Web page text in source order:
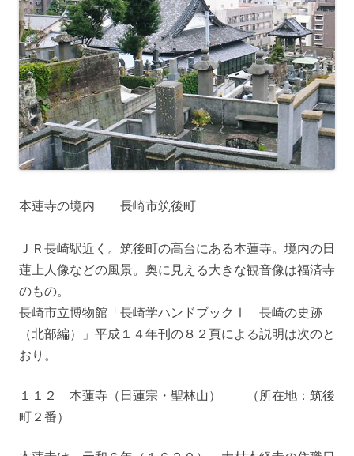
本蓮寺の境内 長崎市筑後町
ＪＲ長崎駅近く。筑後町の高台にある本蓮寺。境内の日
蓮上人像などの風景。奥に見える大きな観音像は福済寺
のもの。
長崎市立博物館「長崎学ハンドブックⅠ 長崎の史跡
（北部編）」平成１４年刊の８２頁による説明は次のと
おり。
１１２ 本蓮寺（日蓮宗・聖林山） （所在地：筑後
町２番）